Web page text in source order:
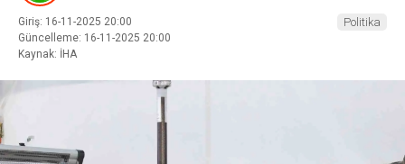
Giriş: 16-11-2025 20:00
Güncelleme: 16-11-2025 20:00
Kaynak: İHA
Politika